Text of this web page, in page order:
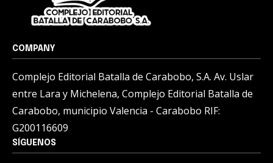
COMPANY
Complejo Editorial Batalla de Carabobo, S.A. Av. Uslar
entre Lara y Michelena, Complejo Editorial Batalla de
Carabobo, municipio Valencia - Carabobo RIF:
G200116609
SÍGUENOS